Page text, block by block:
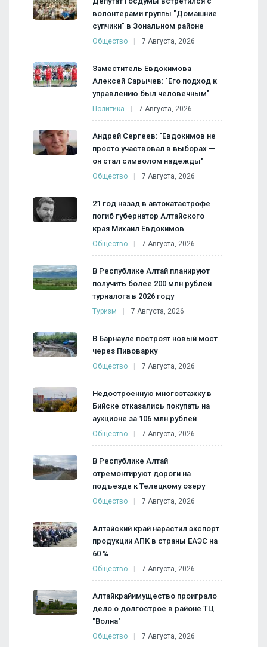
волонтерами группы "Домашние
супчики" в Зональном районе
Общество 7 Августа, 2026
Заместитель Евдокимова
Алексей Сарычев: "Его подход к
управлению был человечным"
Политика 7 Августа, 2026
Андрей Сергеев: "Евдокимов не
просто участвовал в выборах —
он стал символом надежды"
Общество 7 Августа, 2026
21 год назад в автокатастрофе
погиб губернатор Алтайского
края Михаил Евдокимов
Общество 7 Августа, 2026
В Республике Алтай планируют
получить более 200 млн рублей
турналога в 2026 году
Туризм 7 Августа, 2026
В Барнауле построят новый мост
через Пивоварку
Общество 7 Августа, 2026
Недостроенную многоэтажку в
Бийске отказались покупать на
аукционе за 106 млн рублей
Общество 7 Августа, 2026
В Республике Алтай
отремонтируют дороги на
подъезде к Телецкому озеру
Общество 7 Августа, 2026
Алтайский край нарастил экспорт
продукции АПК в страны ЕАЭС на
60 %
Общество 7 Августа, 2026
Алтайкрайимущество проиграло
дело о долгострое в районе ТЦ
"Волна"
Общество 7 Августа, 2026